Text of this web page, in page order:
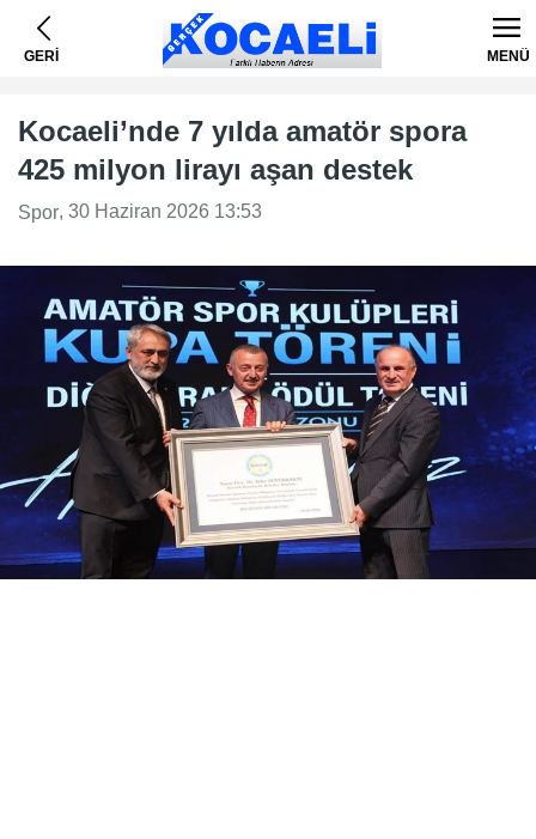
GERİ MENÜ
Kocaeli’nde 7 yılda amatör spora
425 milyon lirayı aşan destek
Spor, 30 Haziran 2026 13:53